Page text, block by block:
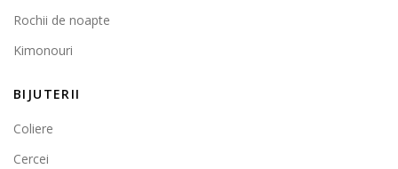
Rochii de noapte
Kimonouri
BIJUTERII
Coliere
Cercei